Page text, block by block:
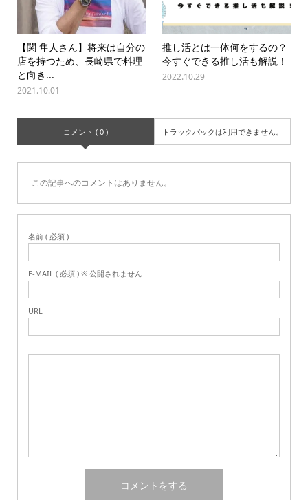
【関 隼人さん】将来は自分の
店を持つため、長崎県で料理
と向き...
2021.10.01
推し活とは一体何をするの？
今すぐできる推し活も解説！
2022.10.29
コメント ( 0 ) トラックバックは利用できません。
この記事へのコメントはありません。
名前 ( 必須 )
E-MAIL ( 必須 ) ※ 公開されません
URL